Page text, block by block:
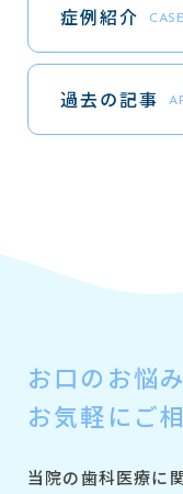
症例紹介 CASE
過去の記事
お口のお悩み
お気軽にご
当院の歯科医療に